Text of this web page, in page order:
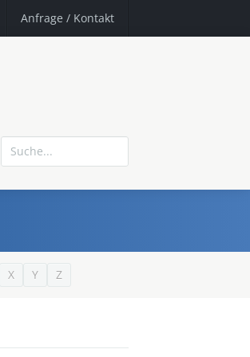
Anfrage / Kontakt
X Y Z